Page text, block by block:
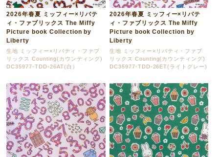
2026年春夏 ミッフィー×リバテ
ィ・ファブリックス The Miffy
Picture book Collection by
Liberty
生地 ミッフィー×リバティ・ファブ
リックス Counting(カウンティング)
DC35977-TDD-26AT(白）
2026年春夏 ミッフィー×リバテ
ィ・ファブリックス The Miffy
Picture book Collection by
Liberty
生地 ミッフィー×リバティ・ファブ
リックス Counting(カウンティング)
DC35977-TDD-26ET(ライトグレー)